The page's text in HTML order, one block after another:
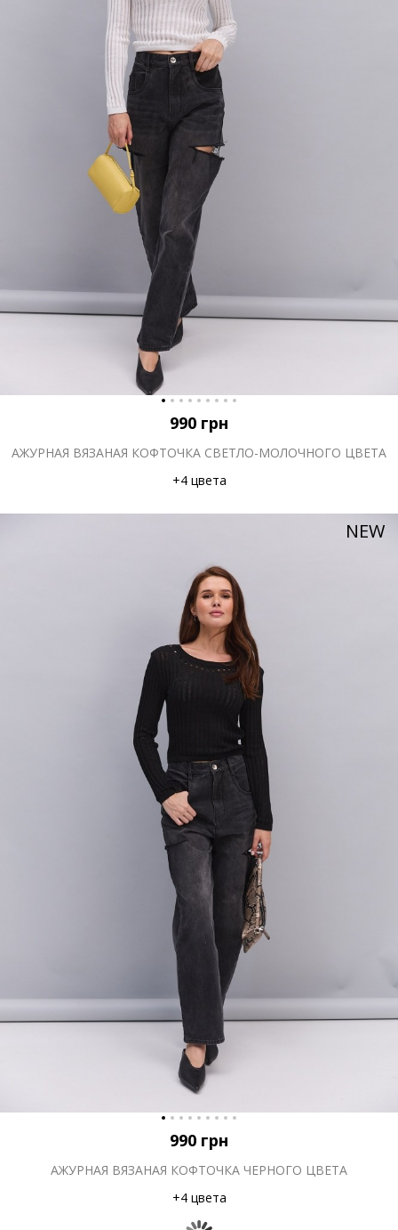
990 грн
АЖУРНАЯ ВЯЗАНАЯ КОФТОЧКА СВЕТЛО-МОЛОЧНОГО ЦВЕТА
+4 цвета
NEW
990 грн
АЖУРНАЯ ВЯЗАНАЯ КОФТОЧКА ЧЕРНОГО ЦВЕТА
+4 цвета